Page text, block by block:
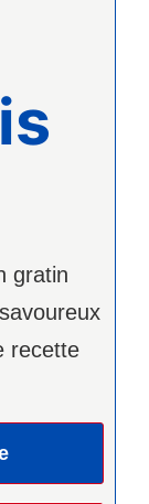
gratin
recette